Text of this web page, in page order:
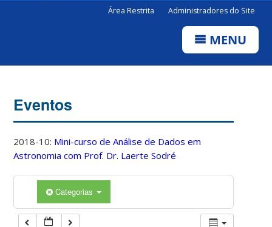
Área Restrita Administradores do Site
MENU
Eventos
2018-10: Mini-curso de Análise de Dados em
Astronomia com Prof. Dr. Laerte Sodré
Categorias